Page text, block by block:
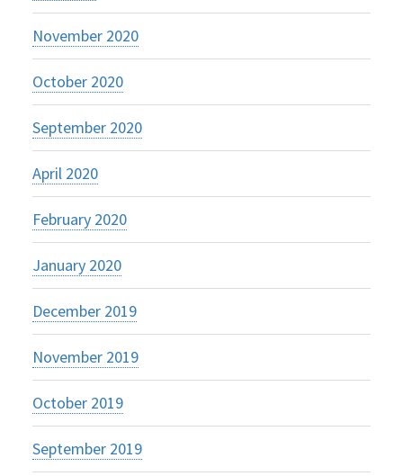
November 2020
October 2020
September 2020
April 2020
February 2020
January 2020
December 2019
November 2019
October 2019
September 2019